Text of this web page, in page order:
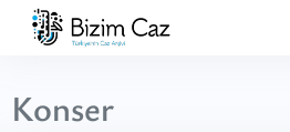
Konser